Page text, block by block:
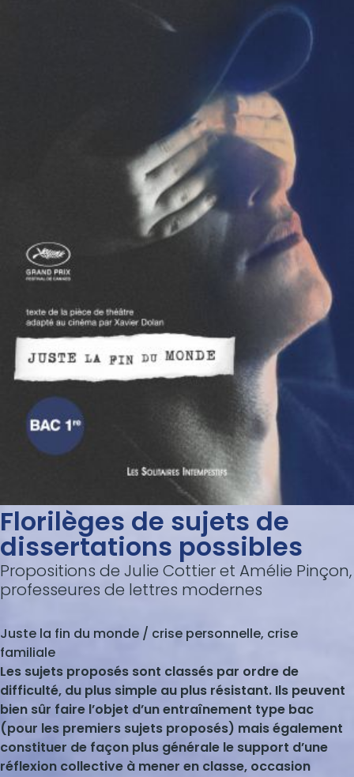
Florilèges de sujets de
dissertations possibles
Propositions de Julie Cottier et Amélie Pinçon,
professeures de lettres modernes
Juste la fin du monde / crise personnelle, crise
familiale
Les sujets proposés sont classés par ordre de
difficulté, du plus simple au plus résistant. Ils peuvent
bien sûr faire l’objet d’un entraînement type bac
(pour les premiers sujets proposés) mais également
constituer de façon plus générale le support d’une
réflexion collective à mener en classe, occasion